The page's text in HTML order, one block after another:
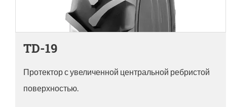
TD-19
Протектор с увеличенной центральной ребристой
поверхностью.